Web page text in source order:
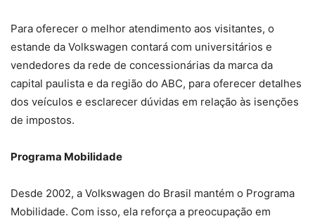
Para oferecer o melhor atendimento aos visitantes, o
estande da Volkswagen contará com universitários e
vendedores da rede de concessionárias da marca da
capital paulista e da região do ABC, para oferecer detalhes
dos veículos e esclarecer dúvidas em relação às isenções
de impostos.
Programa Mobilidade
Desde 2002, a Volkswagen do Brasil mantém o Programa
Mobilidade. Com isso, ela reforça a preocupação em